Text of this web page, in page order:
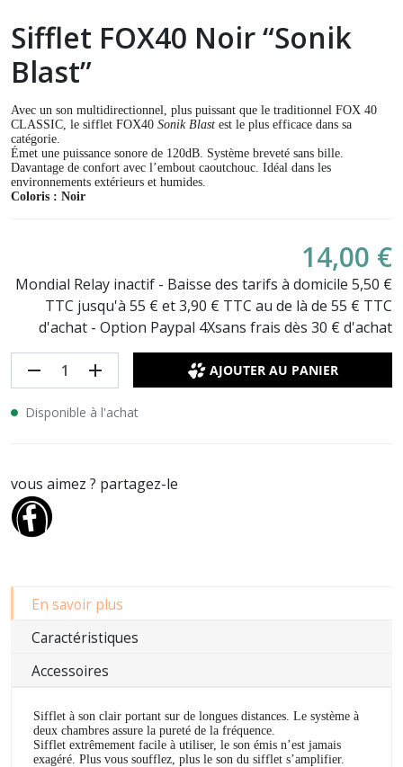
Sifflet FOX40 Noir “Sonik
Blast”
Avec un son multidirectionnel, plus puissant que le traditionnel FOX 40
CLASSIC, le sifflet FOX40 Sonik Blast est le plus efficace dans sa
catégorie.
Émet une puissance sonore de 120dB. Système breveté sans bille.
Davantage de confort avec l’embout caoutchouc. Idéal dans les
environnements extérieurs et humides.
Coloris : Noir
14,00 €
Mondial Relay inactif - Baisse des tarifs à domicile 5,50 €
TTC jusqu'à 55 € et 3,90 € TTC au de là de 55 € TTC
d'achat - Option Paypal 4Xsans frais dès 30 € d'achat
remove add AJOUTER AU PANIER
Disponible à l'achat
vous aimez ? partagez-le
En savoir plus
Caractéristiques
Accessoires
Sifflet à son clair portant sur de longues distances. Le système à
deux chambres assure la pureté de la fréquence.
Sifflet extrêmement facile à utiliser, le son émis n’est jamais
exagéré. Plus vous soufflez, plus le son du sifflet s’amplifier.